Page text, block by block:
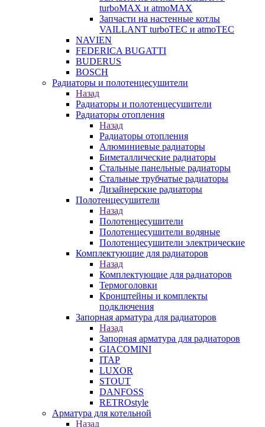
turboMAX и atmoMAX
Запчасти на настенные котлы
VAILLANT turboTEC и atmoTEC
NAVIEN
FEDERICA BUGATTI
BUDERUS
BOSCH
Радиаторы и полотенцесушители
Назад
Радиаторы и полотенцесушители
Радиаторы отопления
Назад
Радиаторы отопления
Алюминиевые радиаторы
Биметаллические радиаторы
Стальные панельные радиаторы
Стальные трубчатые радиаторы
Дизайнерские радиаторы
Полотенцесушители
Назад
Полотенцесушители
Полотенцесушители водяные
Полотенцесушители электрические
Комплектующие для радиаторов
Назад
Комплектующие для радиаторов
Термоголовки
Кронштейны и комплекты
подключения
Запорная арматура для радиаторов
Назад
Запорная арматура для радиаторов
GIACOMINI
ITAP
LUXOR
STOUT
DANFOSS
RETROstyle
Арматура для котельной
Назад